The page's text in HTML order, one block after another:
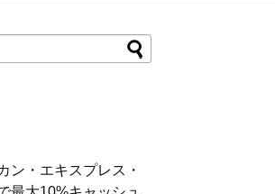
ン・エキスプレス・